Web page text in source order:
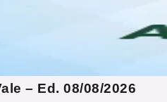
– Ed. 08/08/2026